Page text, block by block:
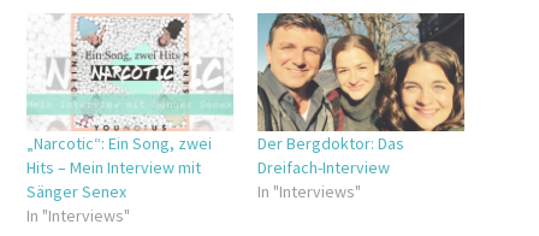
„Narcotic“: Ein Song, zwei
Hits – Mein Interview mit
Sänger Senex
In "Interviews"
Der Bergdoktor: Das
Dreifach-Interview
In "Interviews"